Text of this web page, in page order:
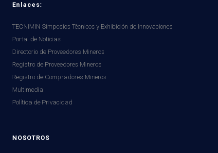
Enlaces:
TECNIMIN Simposios Técnicos y Exhibición de Innovaciones
Portal de Noticias
Directorio de Proveedores Mineros
Registro de Proveedores Mineros
Registro de Compradores Mineros
Multimedia
Política de Privacidad
NOSOTROS